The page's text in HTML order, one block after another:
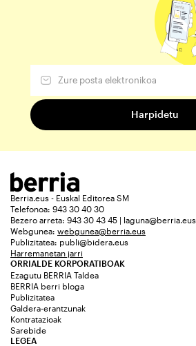
Berria.eus - Euskal Editorea SM
Telefonoa: 943 30 40 30
Bezero arreta: 943 30 43 45 | laguna@berria.eus
Webgunea: webgunea@berria.eus
Publizitatea: publi@bidera.eus
Harremanetan jarri
ORRIALDE KORPORATIBOAK
Ezagutu BERRIA Taldea
BERRIA berri bloga
Publizitatea
Galdera-erantzunak
Kontratazioak
Sarebide
LEGEA